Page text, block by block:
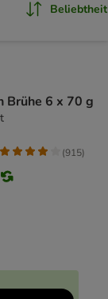
Beliebtheit
Brühe 6 x 70 g
(915)